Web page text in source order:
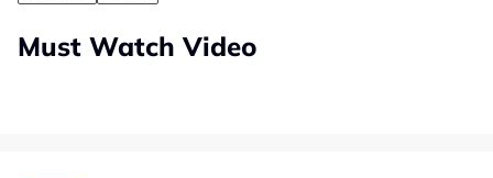
Must Watch Video